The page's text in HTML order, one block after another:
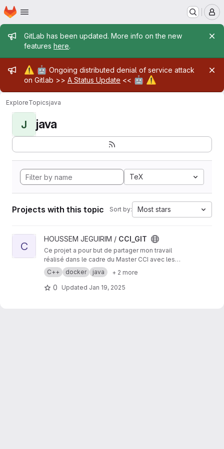
Skip to main content
Homepage
Admin message
GitLab has been updated. More info on the new
features here.
Admin message
⚠️ 🤖 Ongoing distributed denial of service attack
on Gitlab >> A Status Update << 🤖 ⚠️
ExploreTopicsjava
J java
TeX
Projects with this topic Sort by: Most stars
View CCI_GIT project
C
HOUSSEM JEGUIRIM / CCI_GIT
Ce projet a pour but de partager mon travail
réalisé dans le cadre du Master CCI avec les
professeurs, mes camarades de promotion,
ainsi que les futurs étudiants de ce Master.
C++ docker java + 2 more
0 Updated Jan 19, 2025